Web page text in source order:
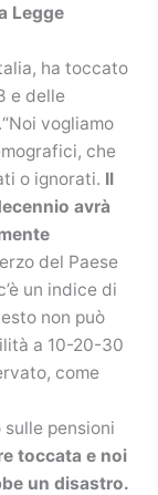
Legge
ha toccato
e delle
vogliamo
che
o ignorati. Il
avrà
del Paese
un indice di
non può
a 10-20-30
come
pensioni
toccata e noi
un disastro.